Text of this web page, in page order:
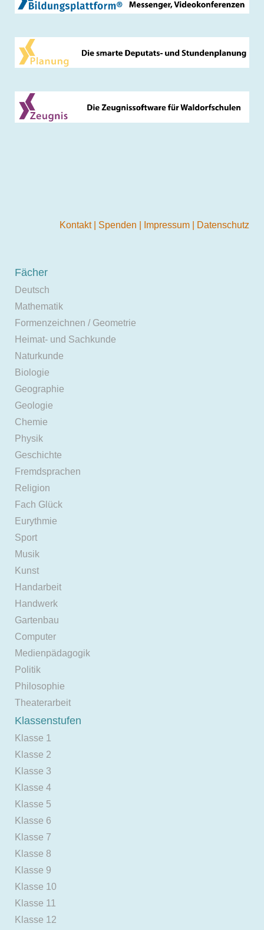
Kontakt Spenden Impressum Datenschutz
Fächer
Deutsch
Mathematik
Formenzeichnen / Geometrie
Heimat- und Sachkunde
Naturkunde
Biologie
Geographie
Geologie
Chemie
Physik
Geschichte
Fremdsprachen
Religion
Fach Glück
Eurythmie
Sport
Musik
Kunst
Handarbeit
Handwerk
Gartenbau
Computer
Medienpädagogik
Politik
Philosophie
Theaterarbeit
Klassenstufen
Klasse 1
Klasse 2
Klasse 3
Klasse 4
Klasse 5
Klasse 6
Klasse 7
Klasse 8
Klasse 9
Klasse 10
Klasse 11
Klasse 12